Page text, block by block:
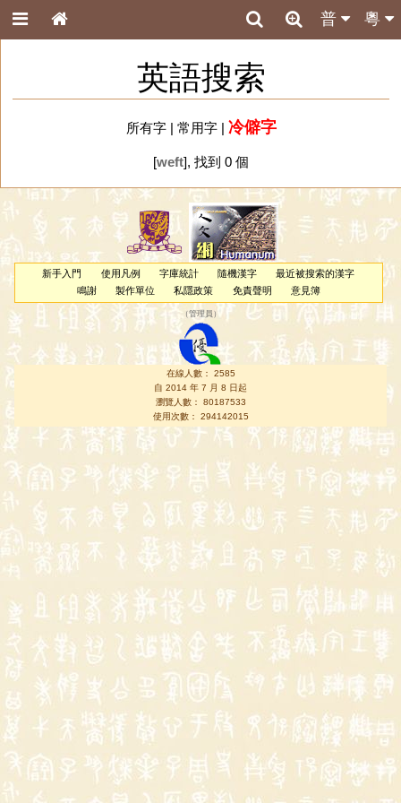
粵
普
英語搜索
所有字| 常用字| 冷僻字
[weft], 找到 0 個
新手入門 使用凡例 字庫統計 隨機漢字
最近被搜索的漢字
鳴謝
製作單位 私隱政策 免責聲明 意見簿
（管理員 ）
在線人數： 2585
自 2014 年 7 月 8 日起
瀏覽人數： 80187533
使用次數： 294142015